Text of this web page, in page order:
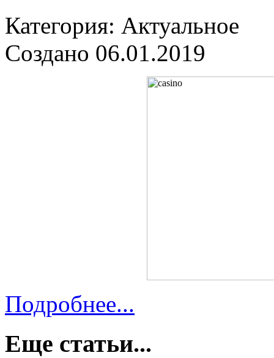
Категория: Актуальное
Создано 06.01.2019
Подробнее...
Еще статьи...